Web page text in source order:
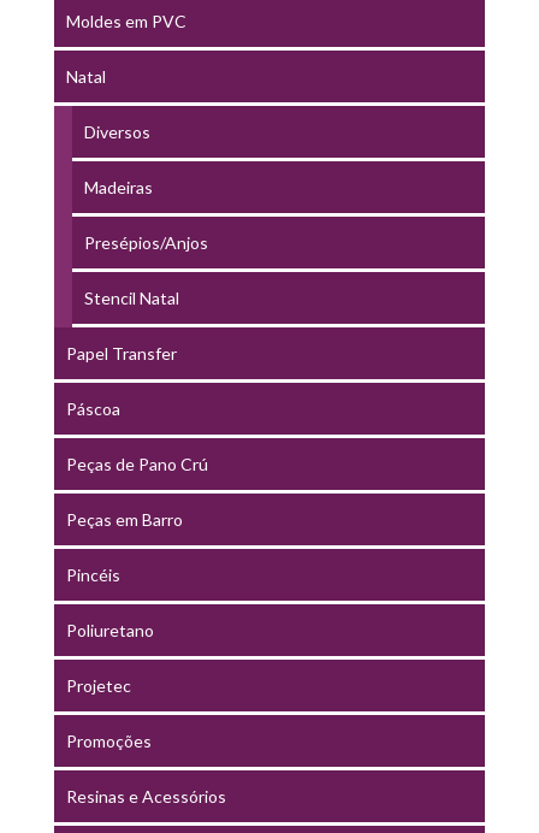
Moldes em PVC
Natal
Diversos
Madeiras
Presépios/Anjos
Stencil Natal
Papel Transfer
Páscoa
Peças de Pano Crú
Peças em Barro
Pincéis
Poliuretano
Projetec
Promoções
Resinas e Acessórios